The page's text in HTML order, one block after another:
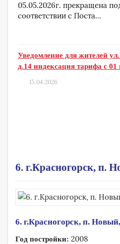
05.05.2026г. прекращена
соответствии с Поста...
Уведомление для жителей
д.14 индексация тарифа с 01
15.04.2026
6. г.Красногорск, п.
6. г.Красногорск, п.
Год постройки: 2008